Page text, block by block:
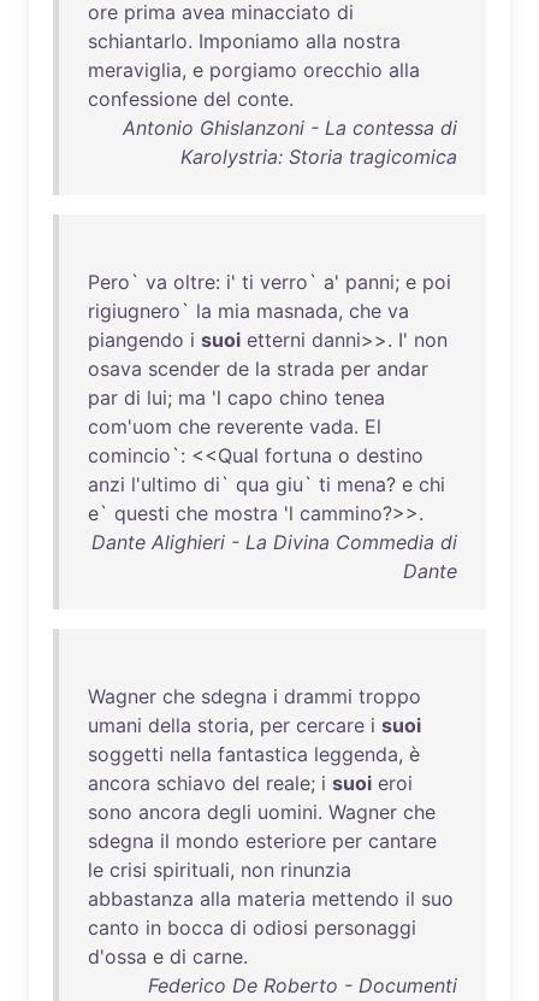
ore prima avea minacciato di
schiantarlo. Imponiamo alla nostra
meraviglia, e porgiamo orecchio alla
confessione del conte.
Antonio Ghislanzoni - La contessa di
Karolystria: Storia tragicomica
Pero` va oltre: i' ti verro` a' panni; e poi
rigiugnero` la mia masnada, che va
piangendo i suoi etterni danni>>. I' non
osava scender de la strada per andar
par di lui; ma 'l capo chino tenea
com'uom che reverente vada. El
comincio`: <<Qual fortuna o destino
anzi l'ultimo di` qua giu` ti mena? e chi
e` questi che mostra 'l cammino?>>.
Dante Alighieri - La Divina Commedia di
Dante
Wagner che sdegna i drammi troppo
umani della storia, per cercare i suoi
soggetti nella fantastica leggenda, è
ancora schiavo del reale; i suoi eroi
sono ancora degli uomini. Wagner che
sdegna il mondo esteriore per cantare
le crisi spirituali, non rinunzia
abbastanza alla materia mettendo il suo
canto in bocca di odiosi personaggi
d'ossa e di carne.
Federico De Roberto - Documenti